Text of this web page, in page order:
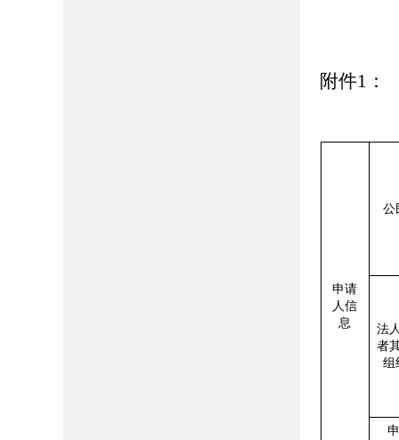
附件1：
申请
人信
息
公
法
者
组